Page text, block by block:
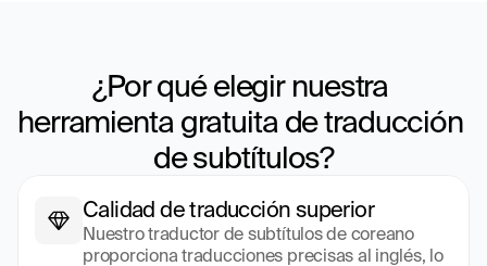
¿Por qué elegir nuestra
herramienta gratuita de traducción
de subtítulos?
Calidad de traducción superior
Nuestro traductor de subtítulos de coreano
proporciona traducciones precisas al inglés, lo